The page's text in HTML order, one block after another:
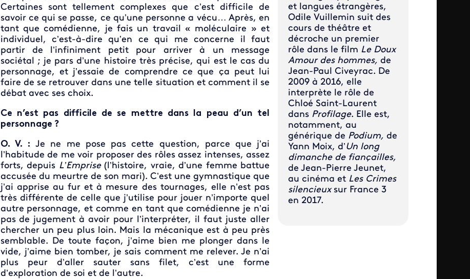
Certaines sont tellement complexes que c’est difficile de
savoir ce qui se passe, ce qu’une personne a vécu… Après, en
tant que comédienne, je fais un travail « moléculaire » et
individuel, c’est-à-dire qu’en ce qui me concerne il faut
partir de l’infiniment petit pour arriver à un message
sociétal ; je pars d’une histoire très précise, qui est le cas du
personnage, et j’essaie de comprendre ce que ça peut lui
faire de se retrouver dans une telle situation et comment il se
débat avec ses choix.
Ce n’est pas difficile de se mettre dans la peau d’un tel
personnage ?
O. V. :Je ne me pose pas cette question, parce que j’ai
l’habitude de me voir proposer des rôles assez intenses, assez
forts, depuis L’Emprise(l’histoire, vraie, d’une femme battue
accusée du meurtre de son mari). C’est une gymnastique que
j’ai apprise au fur et à mesure des tournages, elle n’est pas
très différente de celle que j’utilise pour jouer n’importe quel
autre personnage, et comme en tant que comédienne je n’ai
pas de jugement à avoir pour l’interpréter, il faut juste aller
chercher un peu plus loin. Mais la mécanique est à peu près
semblable. De toute façon, j’aime bien me plonger dans le
vide, j’aime bien tomber, je sais comment me relever. Je n’ai
plus peur d’aller sauter sans filet, c’est une forme
d’exploration de soi et de l’autre.
et langues étrangères,
Odile Vuillemin suit des
cours de théâtre et
décroche un premier
rôle dans le film Le Doux
Amour des hommes, de
Jean-Paul Civeyrac. De
2009 à 2016, elle
interprète le rôle de
Chloé Saint-Laurent
dans Profilage. Elle est,
notamment, au
générique de Podium, de
Yann Moix, d’Un long
dimanche de fiançailles,
de Jean-Pierre Jeunet,
au cinéma et Les Crimes
silencieuxsur France 3
en 2017.